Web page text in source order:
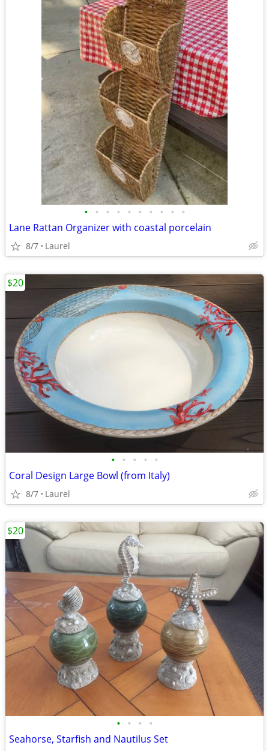
• • • • • • • • • •
Lane Rattan Organizer with coastal porcelain
8/7 Laurel
• • • • •
Coral Design Large Bowl (from Italy)
8/7 Laurel
$20
• • • •
Seahorse, Starfish and Nautilus Set
$20